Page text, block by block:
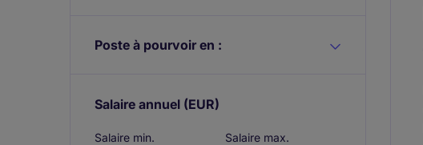
Poste à pourvoir en :
Salaire annuel (EUR)
Salaire min. Salaire max.